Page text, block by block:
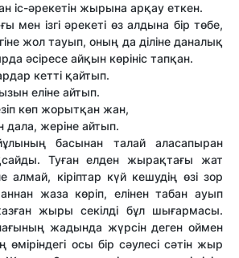
іс-әрекетін жырына арқау еткен.
мен ізгі әрекеті өз алдына бір төбе,
жол тауып, оның да діліне даналық
әсіресе айқын көрініс тапқан.
кетті қайтып.
еліне айтып.
көп жорытқан жан,
дала, жеріне айтып.
басынан талай аласапыран
Туған елден жырақтағы жат
алмай, кіріптар күй кешудің өзі зор
жаза көріп, елінен табан ауып
жыры секілді бұл шығармасы.
жадында жүрсін деген оймен
осы бір сәулесі сәтін жыр